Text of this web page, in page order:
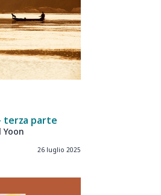
terza parte
Yoon
26 luglio 2025